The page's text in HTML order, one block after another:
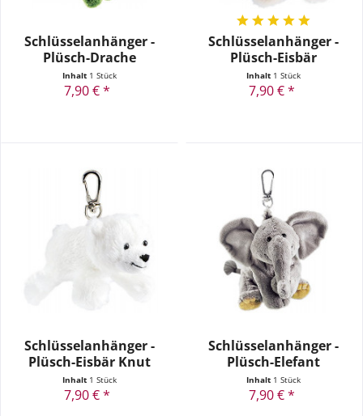
Schlüsselanhänger -
Plüsch-Drache
Inhalt 1 Stück
7,90 € *
Schlüsselanhänger -
Plüsch-Eisbär
Inhalt 1 Stück
7,90 € *
Schlüsselanhänger -
Plüsch-Eisbär Knut
Kuddel
Inhalt 1 Stück
7,90 € *
Schlüsselanhänger -
Plüsch-Elefant
Inhalt 1 Stück
7,90 € *